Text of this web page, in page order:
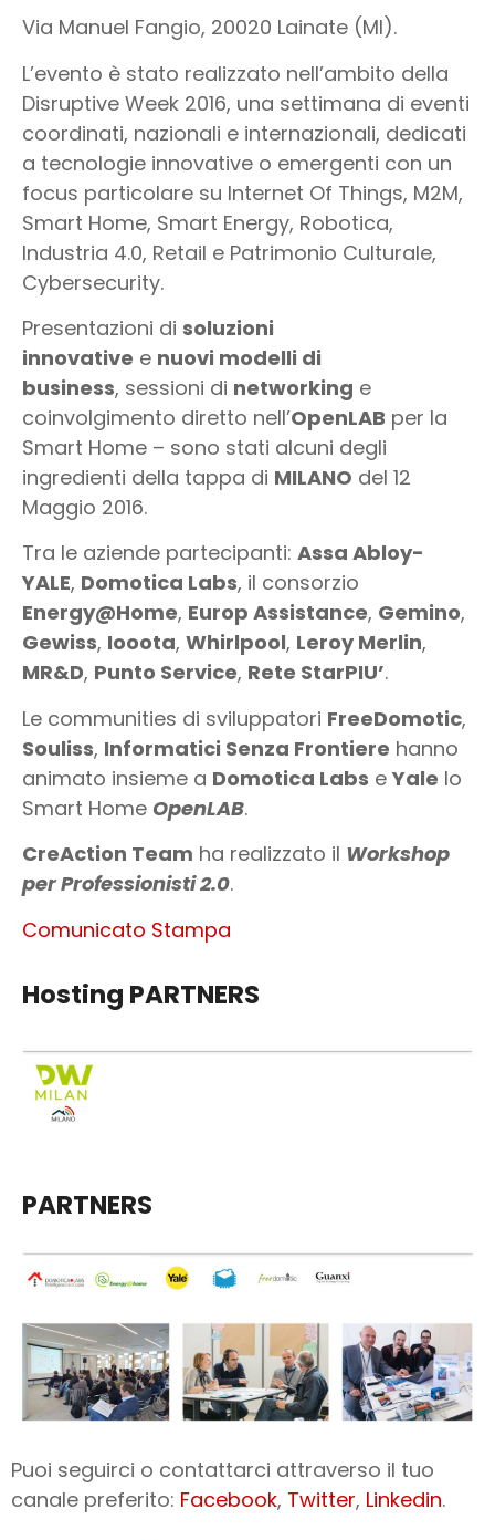
Via Manuel Fangio, 20020 Lainate (MI).
L’evento è stato realizzato nell’ambito della
Disruptive Week 2016, una settimana di eventi
coordinati, nazionali e internazionali, dedicati
a tecnologie innovative o emergenti con un
focus particolare su Internet Of Things, M2M,
Smart Home, Smart Energy, Robotica,
Industria 4.0, Retail e Patrimonio Culturale,
Cybersecurity.
Presentazioni di soluzioni
innovative e nuovi modelli di
business, sessioni di networking e
coinvolgimento diretto nell’OpenLAB per la
Smart Home – sono stati alcuni degli
ingredienti della tappa di MILANO del 12
Maggio 2016.
Tra le aziende partecipanti: Assa Abloy-
YALE, Domotica Labs, il consorzio
Energy@Home, Europ Assistance, Gemino,
Gewiss, Iooota, Whirlpool, Leroy Merlin,
MR&D, Punto Service, Rete StarPIU’.
Le communities di sviluppatori FreeDomotic,
Souliss, Informatici Senza Frontiere hanno
animato insieme a Domotica Labs e Yale lo
Smart Home OpenLAB.
CreAction Team ha realizzato il Workshop
per Professionisti 2.0.
Comunicato Stampa
Hosting PARTNERS
PARTNERS
Puoi seguirci o contattarci attraverso il tuo
canale preferito: Facebook, Twitter, Linkedin.